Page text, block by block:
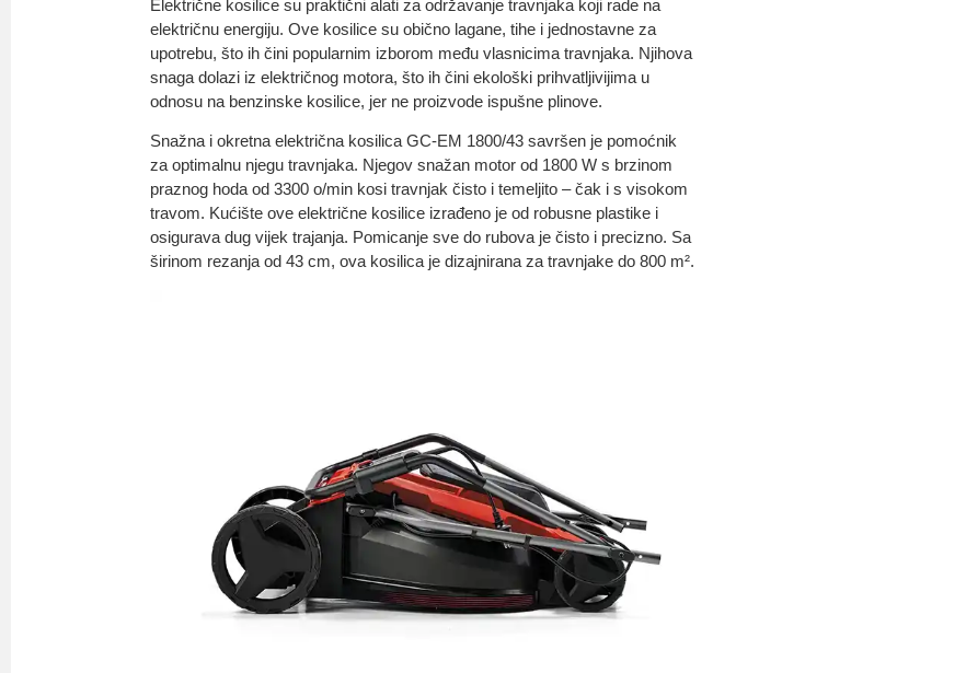
Električne kosilice su praktični alati za održavanje travnjaka koji rade na
električnu energiju. Ove kosilice su obično lagane, tihe i jednostavne za
upotrebu, što ih čini popularnim izborom među vlasnicima travnjaka. Njihova
snaga dolazi iz električnog motora, što ih čini ekološki prihvatljivijima u
odnosu na benzinske kosilice, jer ne proizvode ispušne plinove.
Snažna i okretna električna kosilica GC-EM 1800/43 savršen je pomoćnik
za optimalnu njegu travnjaka. Njegov snažan motor od 1800 W s brzinom
praznog hoda od 3300 o/min kosi travnjak čisto i temeljito – čak i s visokom
travom. Kućište ove električne kosilice izrađeno je od robusne plastike i
osigurava dug vijek trajanja. Pomicanje sve do rubova je čisto i precizno. Sa
širinom rezanja od 43 cm, ova kosilica je dizajnirana za travnjake do 800 m².